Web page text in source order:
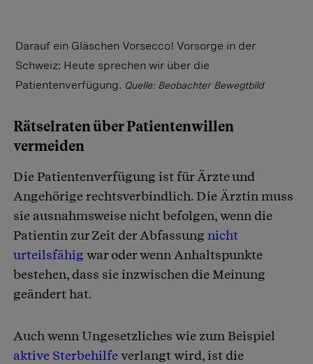
Darauf ein Gläschen Vorsecco! Vorsorge in der
Schweiz: Heute sprechen wir über die
Patientenverfügung. Quelle: Beobachter Bewegtbild
Rätselraten über Patientenwillen
vermeiden
Die Patientenverfügung ist für Ärzte und
Angehörige rechtsverbindlich. Die Ärztin muss
sie ausnahmsweise nicht befolgen, wenn die
Patientin zur Zeit der Abfassung nicht
urteilsfähig war oder wenn Anhaltspunkte
bestehen, dass sie inzwischen die Meinung
geändert hat.
Auch wenn Ungesetzliches wie zum Beispiel
aktive Sterbehilfeverlangt wird, ist die